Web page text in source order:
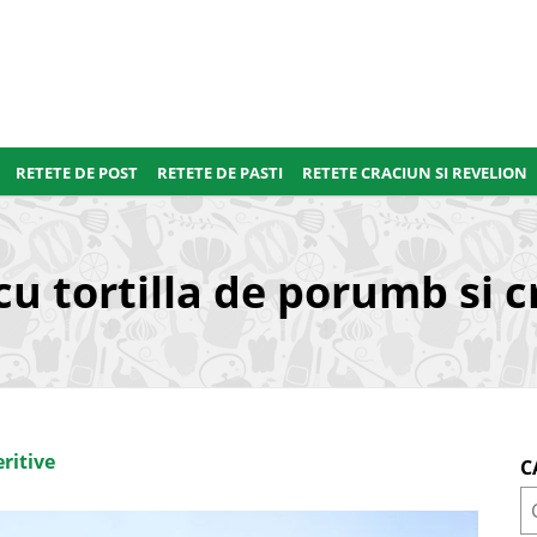
RETETE DE POST RETETE DE PASTI RETETE CRACIUN SI REVELION
tortilla de porumb si